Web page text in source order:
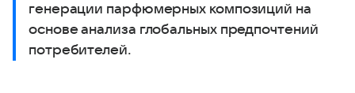
генерации парфюмерных композиций на
основе анализа глобальных предпочтений
потребителей.